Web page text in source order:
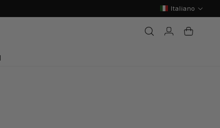
Lingua
Italiano
Connessione
Cestino